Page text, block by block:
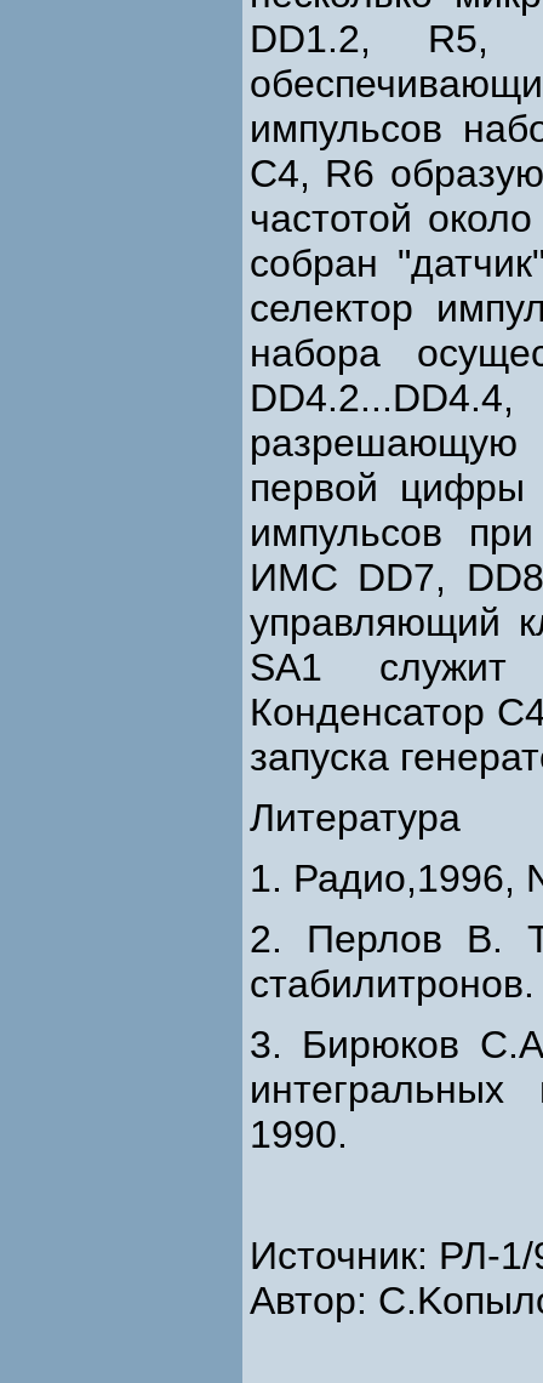
DD1.2, R5,
импульсов
С4, R6
частотой
собран
селектор
набора
разрешающую
первой
импульсов
ИМС DD7, DD8
управляющий
SA1 служит
Конденсатор
запуска
Литература
1. Радио,1996,
2. Перлов В.
3. Бирюков
1990.
Источник: РЛ-1/
Автор: